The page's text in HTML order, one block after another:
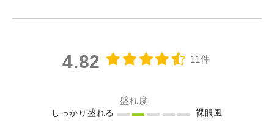
4.82 11件
盛れ度
しっかり盛れる 裸眼風